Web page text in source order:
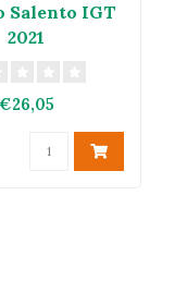
Salento IGT
2021
€26,05